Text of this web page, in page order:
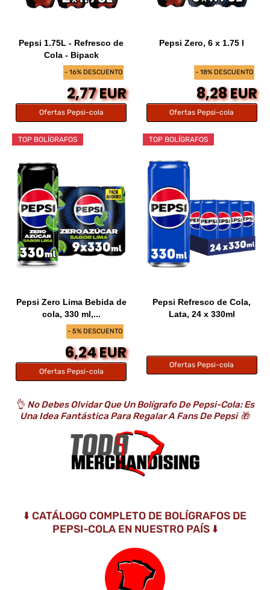
- 16% DESCUENTO
Pepsi 1.75L - Refresco de
Cola - Bipack
2,77 EUR
Ofertas Pepsi-cola
- 18% DESCUENTO
Pepsi Zero, 6 x 1.75 l
8,28 EUR
Ofertas Pepsi-cola
- 5% DESCUENTO
TOP BOLÍGRAFOS
Pepsi Zero Lima Bebida de
cola, 330 ml,...
6,24 EUR
Ofertas Pepsi-cola
TOP BOLÍGRAFOS
Pepsi Refresco de Cola,
Lata, 24 x 330ml
Ofertas Pepsi-cola
👌 No Debes Olvidar Que Un Bolígrafo De Pepsi-Cola: Es
Una Idea Fantástica Para Regalar A Fans De Pepsi 🎁
⬇️ CATÁLOGO COMPLETO DE BOLÍGRAFOS DE
PEPSI-COLA EN NUESTRO PAÍS ⬇️